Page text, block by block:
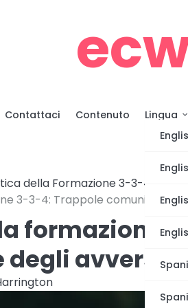
Contattaci Contenuto
Lingua
della Formazione 3-3-4
3-3-4: Trappole comuni,
formazione
degli